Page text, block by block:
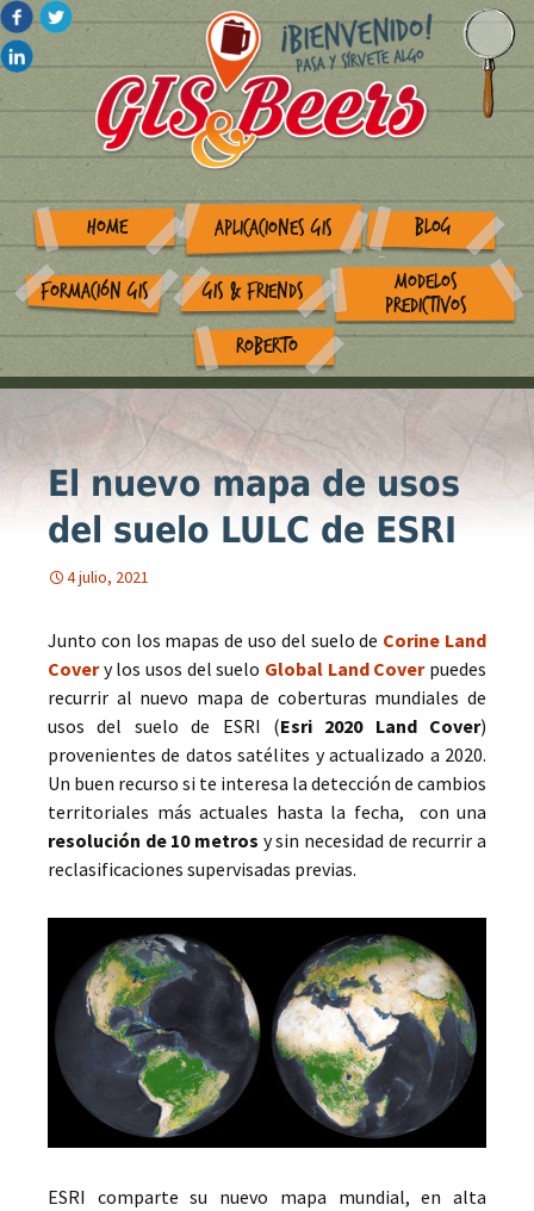
HOME APLICACIONES GIS BLOG
FORMACIÓN GIS GIS & FRIENDS
MODELOS
PREDICTIVOS
ROBERTO
El nuevo mapa de usos
del suelo LULC de ESRI
4 julio, 2021
Junto con los mapas de uso del suelo de Corine Land
Covery los usos del suelo Global Land Cover puedes
recurrir al nuevo mapa de coberturas mundiales de
usos del suelo de ESRI (Esri 2020 Land Cover)
provenientes de datos satélites y actualizado a 2020.
Un buen recurso si te interesa la detección de cambios
territoriales más actuales hasta la fecha, con una
resolución de 10 metros y sin necesidad de recurrir a
reclasificaciones supervisadas previas.
ESRI comparte su nuevo mapa mundial, en alta